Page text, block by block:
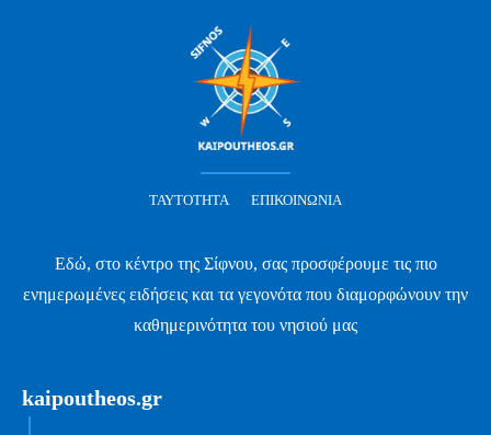
ΤΑΥΤΌΤΗΤΑ ΕΠΙΚΟΙΝΩΝΊΑ
Εδώ, στο κέντρο της Σίφνου, σας προσφέρουμε τις πιο
ενημερωμένες ειδήσεις και τα γεγονότα που διαμορφώνουν την
καθημερινότητα του νησιού μας
kaipoutheos.gr